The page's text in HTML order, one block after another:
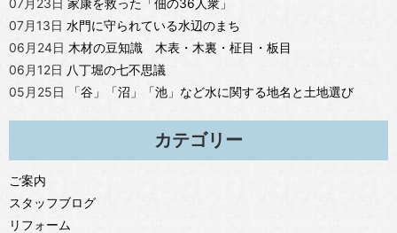
07月13日 水門に守られている水辺のまち
06月24日 木材の豆知識 木表・木裏・柾目・板目
06月12日 八丁堀の七不思議
05月25日
「谷」「沼」「池」など水に関する地名と土地選び
カテゴリー
ご案内
スタッフブログ
リフォーム